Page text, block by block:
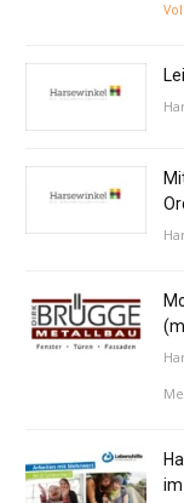
im